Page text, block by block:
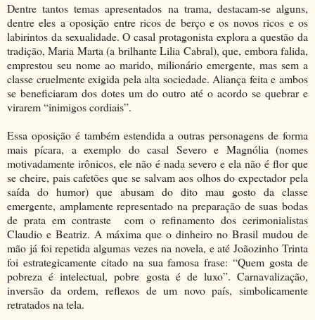
Dentre tantos temas apresentados na trama, destacam-se alguns,
dentre eles a oposição entre ricos de berço e os novos ricos e os
labirintos da sexualidade. O casal protagonista explora a questão da
tradição, Maria Marta (a brilhante Lilia Cabral), que, embora falida,
emprestou seu nome ao marido, milionário emergente, mas sem a
classe cruelmente exigida pela alta sociedade. Aliança feita e ambos
se beneficiaram dos dotes um do outro até o acordo se quebrar e
virarem “inimigos cordiais”.
Essa oposição é também estendida a outras personagens de forma
mais pícara, a exemplo do casal Severo e Magnólia (nomes
motivadamente irônicos, ele não é nada severo e ela não é flor que
se cheire, pais cafetões que se salvam aos olhos do expectador pela
saída do humor) que abusam do dito mau gosto da classe
emergente, amplamente representado na preparação de suas bodas
de prata em contraste com o refinamento dos cerimonialistas
Claudio e Beatriz. A máxima que o dinheiro no Brasil mudou de
mão já foi repetida algumas vezes na novela, e até Joãozinho Trinta
foi estrategicamente citado na sua famosa frase: “Quem gosta de
pobreza é intelectual, pobre gosta é de luxo”. Carnavalização,
inversão da ordem, reflexos de um novo país, simbolicamente
retratados na tela.